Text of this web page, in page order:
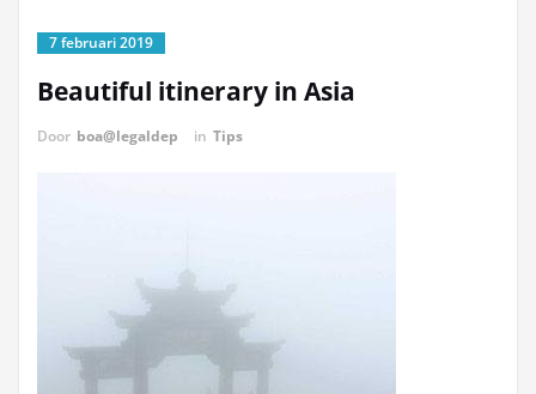
7 februari 2019
Beautiful itinerary in Asia
Door boa@legaldep in Tips